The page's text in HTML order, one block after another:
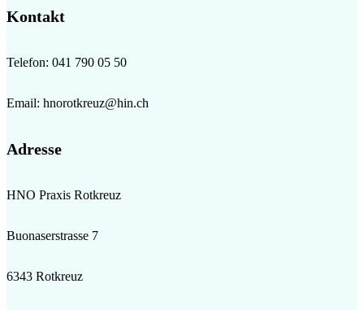
Kontakt
Telefon: 041 790 05 50
Email: hnorotkreuz@hin.ch
Adresse
HNO Praxis Rotkreuz
Buonaserstrasse 7
6343 Rotkreuz